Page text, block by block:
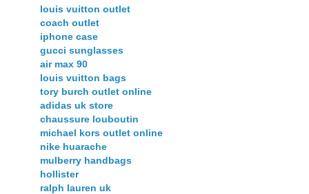
louis vuitton outlet
coach outlet
iphone case
gucci sunglasses
air max 90
louis vuitton bags
tory burch outlet online
adidas uk store
chaussure louboutin
michael kors outlet online
nike huarache
mulberry handbags
hollister
ralph lauren uk